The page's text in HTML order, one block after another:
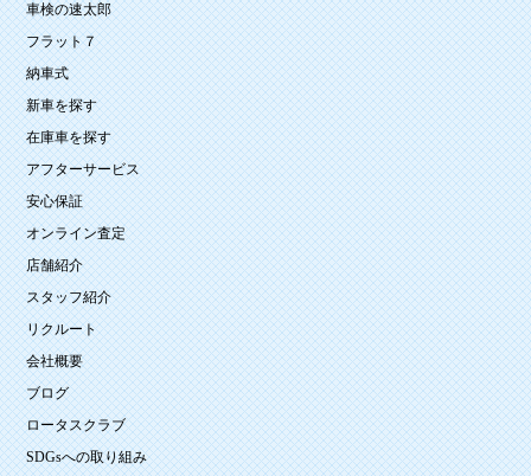
車検の速太郎
フラット７
納車式
新車を探す
在庫車を探す
アフターサービス
安心保証
オンライン査定
店舗紹介
スタッフ紹介
リクルート
会社概要
ブログ
ロータスクラブ
SDGsへの取り組み